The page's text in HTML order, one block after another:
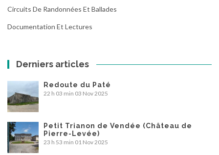
Circuits De Randonnées Et Ballades
Documentation Et Lectures
Derniers articles
Redoute du Paté
22 h 03 min 03 Nov 2025
Petit Trianon de Vendée (Château de
Pierre-Levée)
23 h 53 min 01 Nov 2025